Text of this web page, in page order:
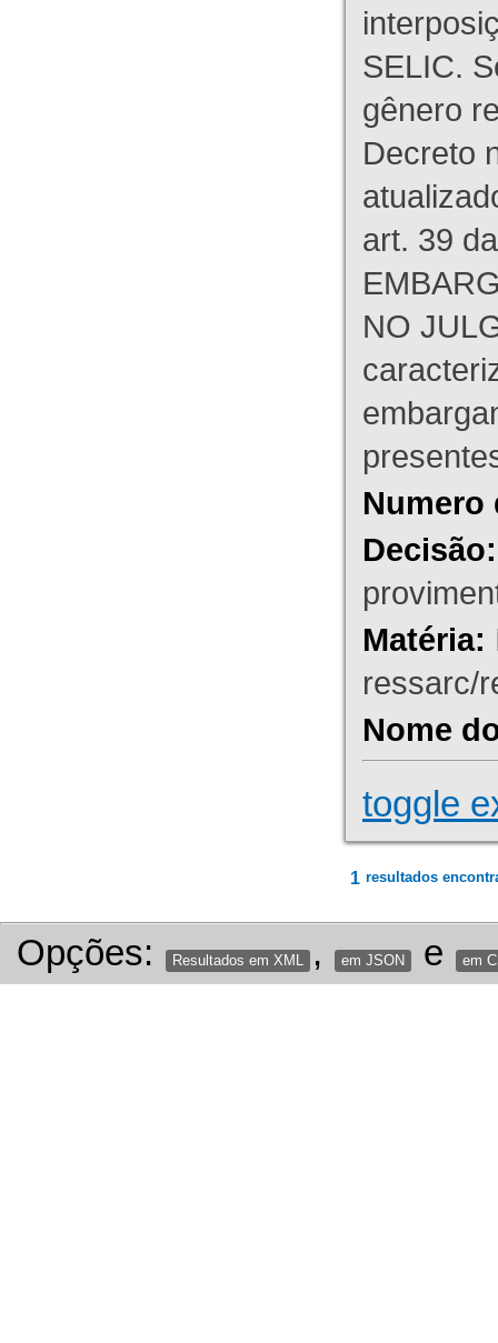
SELIC.
gênero
Decreto
art. 39
NO
Numero
Decisão:
Matéria:
ressarc/
Nome
toggle
1 resultados
Opções: Resultados em XML , em JSON e em